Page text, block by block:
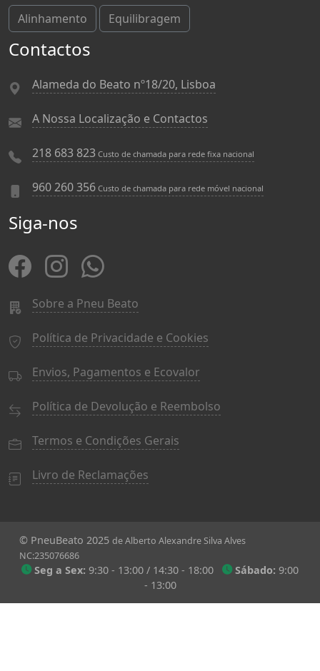
Alinhamento Equilibragem
Contactos
Alameda do Beato nº18/20, Lisboa
A Nossa Localização e Contactos
218 683 823 Custo de chamada para rede fixa nacional
960 260 356 Custo de chamada para rede móvel nacional
Siga-nos
Sobre a Pneu Beato
Política de Privacidade e Cookies
Envios, Pagamentos e Ecovalor
Política de Devolução e Reembolso
Termos e Condições Gerais
Livro de Reclamações
© PneuBeato 2025 de Alberto Alexandre Silva Alves
NC:235076686
Seg a Sex: 9:30 - 13:00 / 14:30 - 18:00 Sábado: 9:00
- 13:00